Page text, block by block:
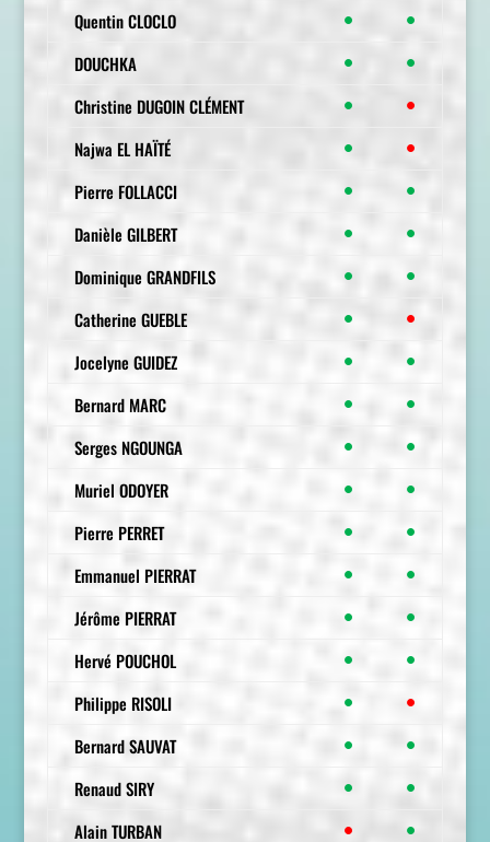
Quentin CLOCLO ● ●
DOUCHKA ● ●
Christine DUGOIN CLÉMENT ● ●
Najwa EL HAÏTÉ ● ●
Pierre FOLLACCI ● ●
Danièle GILBERT ● ●
Dominique GRANDFILS ● ●
Catherine GUEBLE ● ●
Jocelyne GUIDEZ ● ●
Bernard MARC ● ●
Serges NGOUNGA ● ●
Muriel ODOYER ● ●
Pierre PERRET ● ●
Emmanuel PIERRAT ● ●
Jérôme PIERRAT ● ●
Hervé POUCHOL ● ●
Philippe RISOLI ● ●
Bernard SAUVAT ● ●
Renaud SIRY ● ●
Alain TURBAN ● ●